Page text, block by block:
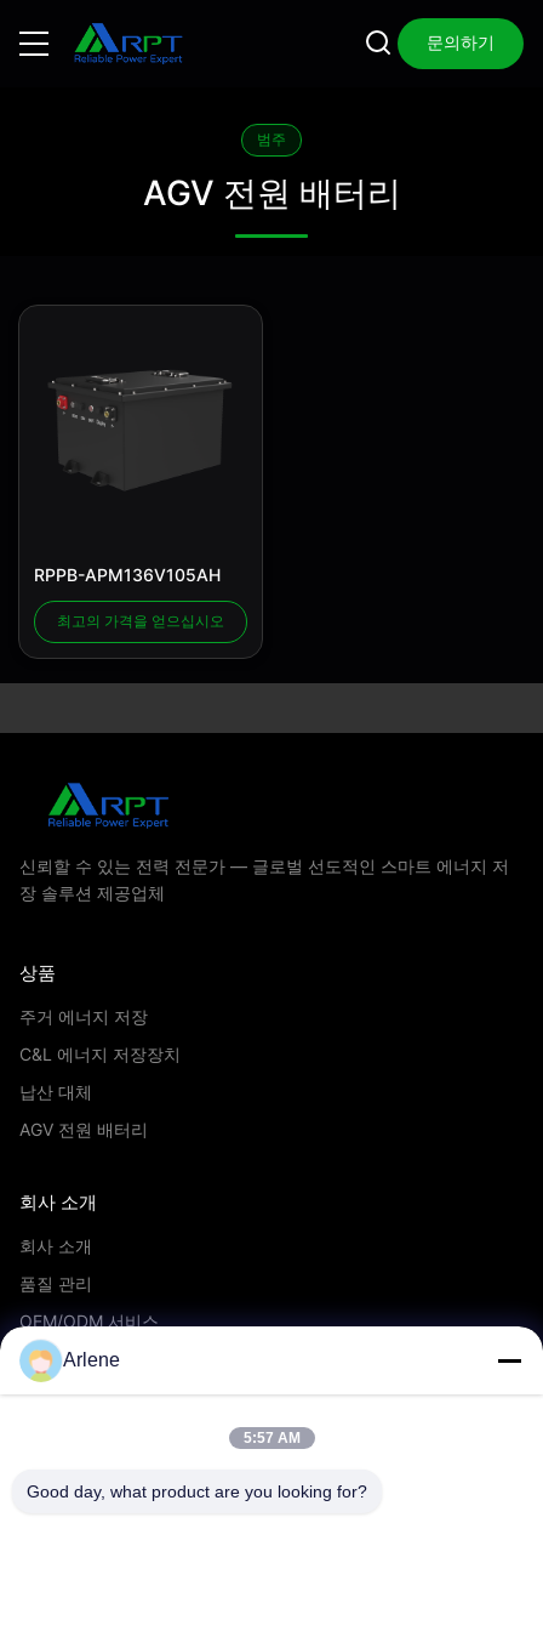
문의하기
범주
AGV 전원 배터리
RPPB-APM136V105AH
최고의 가격을 얻으십시오
신뢰할 수 있는 전력 전문가 — 글로벌 선도적인 스마트 에너지 저
장 솔루션 제공업체
상품
주거 에너지 저장
C&L 에너지 저장장치
납산 대체
AGV 전원 배터리
회사 소개
회사 소개
품질 관리
OEM/ODM 서비스
이벤트 및 뉴스
Arlene
5:57 AM
Good day, what product are you looking for?